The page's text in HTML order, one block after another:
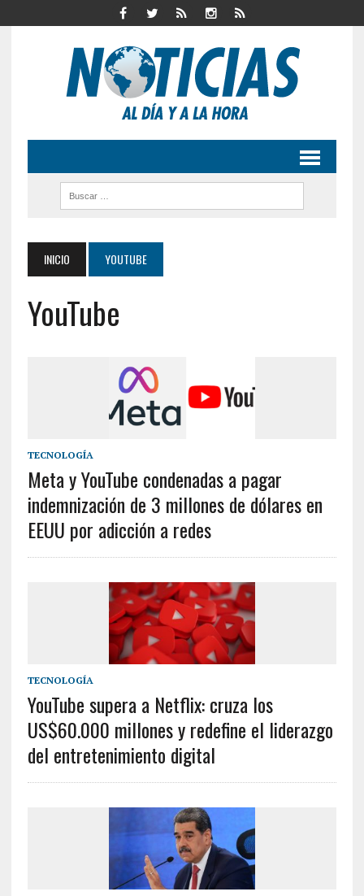
INICIO YOUTUBE
YouTube
TECNOLOGÍA
Meta y YouTube condenadas a pagar
indemnización de 3 millones de dólares en
EEUU por adicción a redes
TECNOLOGÍA
YouTube supera a Netflix: cruza los
US$60.000 millones y redefine el liderazgo
del entretenimiento digital